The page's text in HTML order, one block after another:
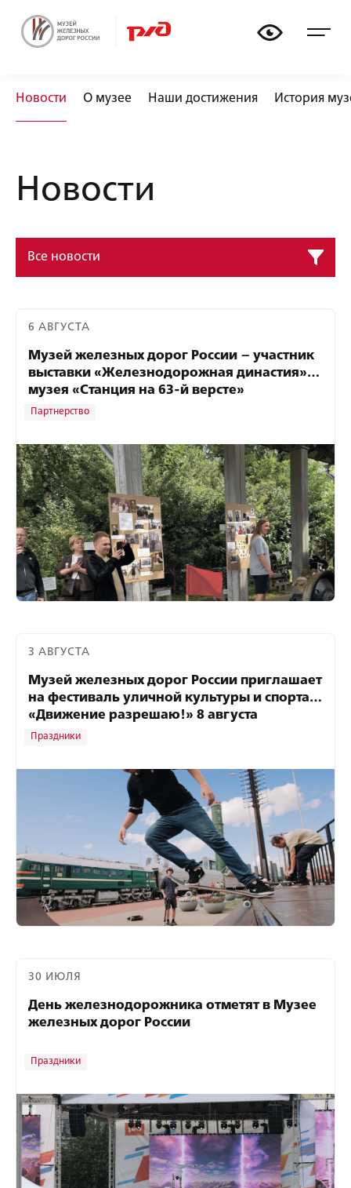
📏
🚃
🚂
Новости О музее Наши достижения История
Новости
Все новости
6 АВГУСТА
Музей железных дорог России – участник
выставки «Железнодорожная династия»
музея «Станция на 63-й версте»
Партнерство
3 АВГУСТА
Музей железных дорог России приглашает
на фестиваль уличной культуры и спорта
«Движение разрешаю!» 8 августа
Праздники
30 ИЮЛЯ
День железнодорожника отметят в Музее
железных дорог России
Праздники